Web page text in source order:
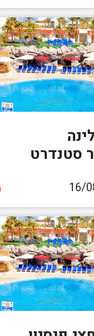
סטנדרט